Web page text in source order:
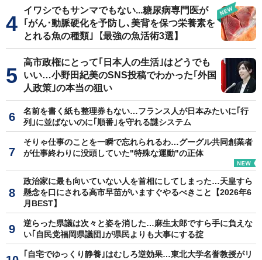
イワシでもサンマでもない...糖尿病専門医が
｢がん･動脈硬化を予防し､美背を保つ栄養素を
とれる魚の種類｣【最強の魚活術3選】
高市政権にとって｢日本人の生活｣はどうでも
いい…小野田紀美のSNS投稿でわかった｢外国
人政策｣の本当の狙い
名前を書く紙も整理券もない…フランス人が日本みたいに｢行
列｣に並ばないのに｢順番｣を守れる謎システム
そりゃ仕事のことを一瞬で忘れられるわ…グーグル共同創業者
が仕事終わりに没頭していた"特殊な運動"の正体
政治家に最も向いていない人を首相にしてしまった…天皇すら
懸念を口にされる高市早苗がいますぐやるべきこと【2026年6
月BEST】
逆らった県議は次々と姿を消した…麻生太郎ですら手に負えな
い｢自民党福岡県議団｣が県民よりも大事にする掟
｢自宅でゆっくり静養｣はむしろ逆効果…東北大学名誉教授がリ